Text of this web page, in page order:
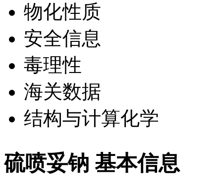
物化性质
安全信息
毒理性
海关数据
结构与计算化学
硫喷妥钠 基本信息